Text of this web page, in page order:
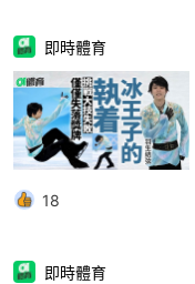
即時體育
18
即時體育